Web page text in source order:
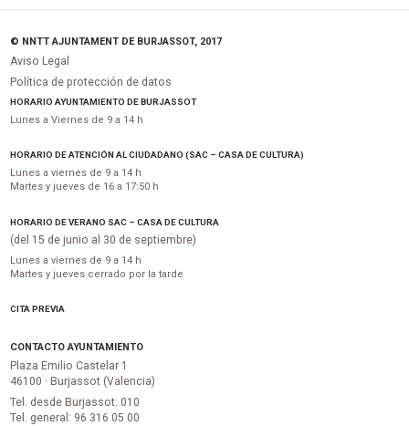
© NNTT AJUNTAMENT DE BURJASSOT, 2017
Aviso Legal
Política de protección de datos
HORARIO AYUNTAMIENTO DE BURJASSOT
Lunes a Viernes de 9 a 14 h
HORARIO DE ATENCIÓN AL CIUDADANO (SAC – CASA DE CULTURA)
Lunes a viernes de 9 a 14 h
Martes y jueves de 16 a 17:50 h
HORARIO DE VERANO SAC – CASA DE CULTURA
(del 15 de junio al 30 de septiembre)
Lunes a viernes de 9 a 14 h
Martes y jueves cerrado por la tarde
CITA PREVIA
CONTACTO AYUNTAMIENTO
Plaza Emilio Castelar 1
46100 · Burjassot (Valencia)
Tel. desde Burjassot: 010
Tel. general: 96 316 05 00